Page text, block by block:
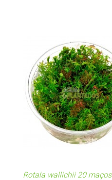
Rotala wallichii 20 maços